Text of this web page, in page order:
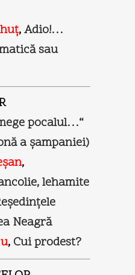
,Adio!…
sau
pocalul…“
a şampaniei)
,
lehamite
Neagră
, Cui prodest?